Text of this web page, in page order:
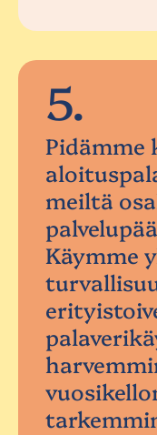
5.
Pidämme
meiltä
Käymme